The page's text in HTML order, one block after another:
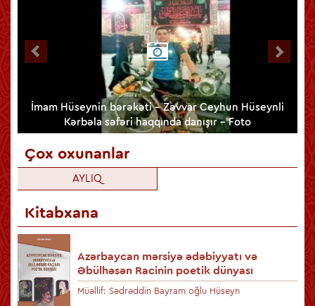
İmam Hüseynin bərəkəti - Zəvvar Ceyhun Hüseynli
Kərbəla səfəri haqqında danışır - Foto
Çox oxunanlar
AYLIQ
Kitabxana
Azərbaycan mərsiyə ədəbiyyatı və
Əbülhəsən Racinin poetik dünyası
Müəllif: Sədrəddin Bayram oğlu Hüseyn